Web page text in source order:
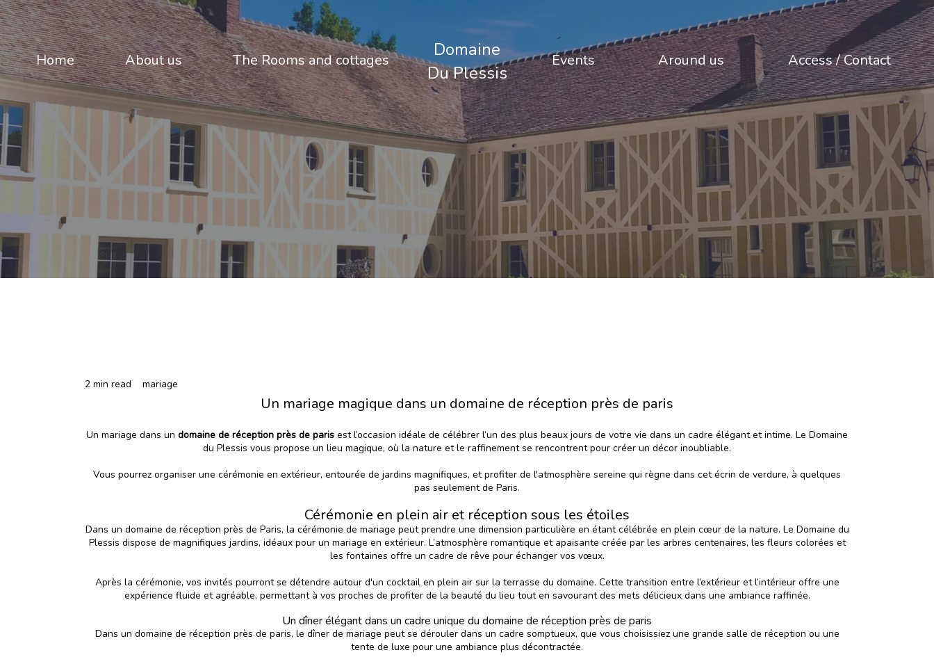
Home About us The Rooms and cottages
Domaine
Du Plessis
Events Around us Access / Contact
2 min read mariage
Un mariage magique dans un domaine de réception près de paris
Un mariage dans un domaine de réception près de paris est l’occasion idéale de célébrer l’un des plus beaux jours de votre vie dans un cadre élégant et intime. Le Domaine
du Plessis vous propose un lieu magique, où la nature et le raffinement se rencontrent pour créer un décor inoubliable.
Vous pourrez organiser une cérémonie en extérieur, entourée de jardins magnifiques, et profiter de l'atmosphère sereine qui règne dans cet écrin de verdure, à quelques
pas seulement de Paris.
Cérémonie en plein air et réception sous les étoiles
Dans un domaine de réception près de Paris, la cérémonie de mariage peut prendre une dimension particulière en étant célébrée en plein cœur de la nature. Le Domaine du
Plessis dispose de magnifiques jardins, idéaux pour un mariage en extérieur. L’atmosphère romantique et apaisante créée par les arbres centenaires, les fleurs colorées et
les fontaines offre un cadre de rêve pour échanger vos vœux.
Après la cérémonie, vos invités pourront se détendre autour d'un cocktail en plein air sur la terrasse du domaine. Cette transition entre l’extérieur et l’intérieur offre une
expérience fluide et agréable, permettant à vos proches de profiter de la beauté du lieu tout en savourant des mets délicieux dans une ambiance raffinée.
Un dîner élégant dans un cadre unique du domaine de réception près de paris
Dans un domaine de réception près de paris, le dîner de mariage peut se dérouler dans un cadre somptueux, que vous choisissiez une grande salle de réception ou une
tente de luxe pour une ambiance plus décontractée.